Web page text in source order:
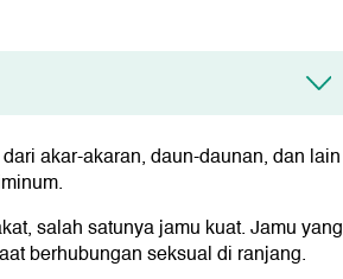
akar-akaran, daun-daunan, dan lain
salah satunya jamu kuat. Jamu yang
berhubungan seksual di ranjang.